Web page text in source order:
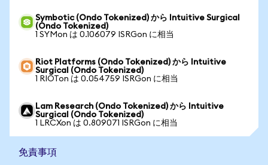
Symbotic (Ondo Tokenized) から Intuitive Surgical
(Ondo Tokenized)
1 SYMon は 0.106079 ISRGon に相当
Riot Platforms (Ondo Tokenized) から Intuitive
Surgical (Ondo Tokenized)
1 RIOTon は 0.054759 ISRGon に相当
Lam Research (Ondo Tokenized) から Intuitive
Surgical (Ondo Tokenized)
1 LRCXon は 0.809071 ISRGon に相当
免責事項